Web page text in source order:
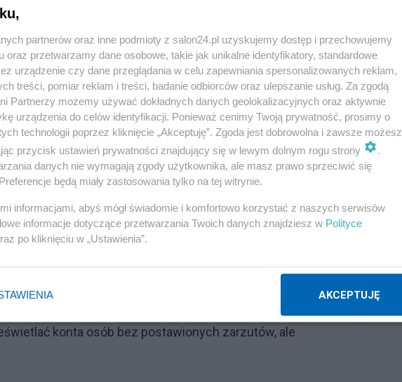
konta osób bez postawionych zarzutów, ale
partnerów oraz inne podmioty z salon24.pl uzyskujemy dostęp i przechowujemy
oraz przetwarzamy dane osobowe, takie jak unikalne identyfikatory, standardowe
urządzenie czy dane przeglądania w celu zapewniania spersonalizowanych reklam,
treści, pomiar reklam i treści, badanie odbiorców oraz ulepszanie usług. Za zgodą
Partnerzy możemy używać dokładnych danych geolokalizacyjnych oraz aktywnie
urządzenia do celów identyfikacji. Ponieważ cenimy Twoją prywatność, prosimy o
technologii poprzez kliknięcie „Akceptuję”. Zgoda jest dobrowolna i zawsze możesz
przycisk ustawień prywatności znajdujący się w lewym dolnym rogu strony
.
danych nie wymagają zgody użytkownika, ale masz prawo sprzeciwić się
będą miały zastosowania tylko na tej witrynie.
informacjami, abyś mógł świadomie i komfortowo korzystać z naszych serwisów
informacje dotyczące przetwarzania Twoich danych znajdziesz w Polityce
po kliknięciu w „Ustawienia”.
AKCEPTUJĘ